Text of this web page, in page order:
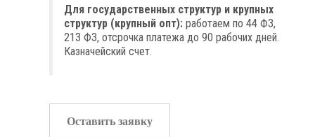
Для государственных структур и крупных
структур (крупный опт): работаем по 44 ФЗ,
213 ФЗ, отсрочка платежа до 90 рабочих дней.
Казначейский счет.
Оставить заявку